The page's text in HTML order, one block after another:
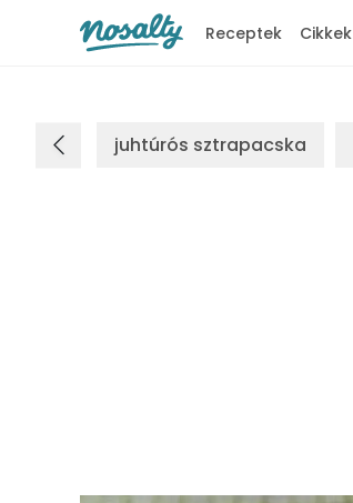
Receptek Cikkek
juhtúrós sztrapacska